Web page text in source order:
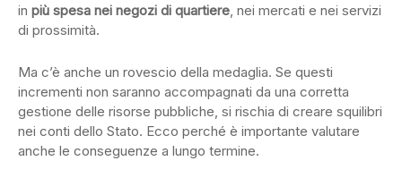
in più spesa nei negozi di quartiere , nei mercati e nei servizi
di prossimità.
Ma c’è anche un rovescio della medaglia. Se questi
incrementi non saranno accompagnati da una corretta
gestione delle risorse pubbliche, si rischia di creare squilibri
nei conti dello Stato. Ecco perché è importante valutare
anche le conseguenze a lungo termine.